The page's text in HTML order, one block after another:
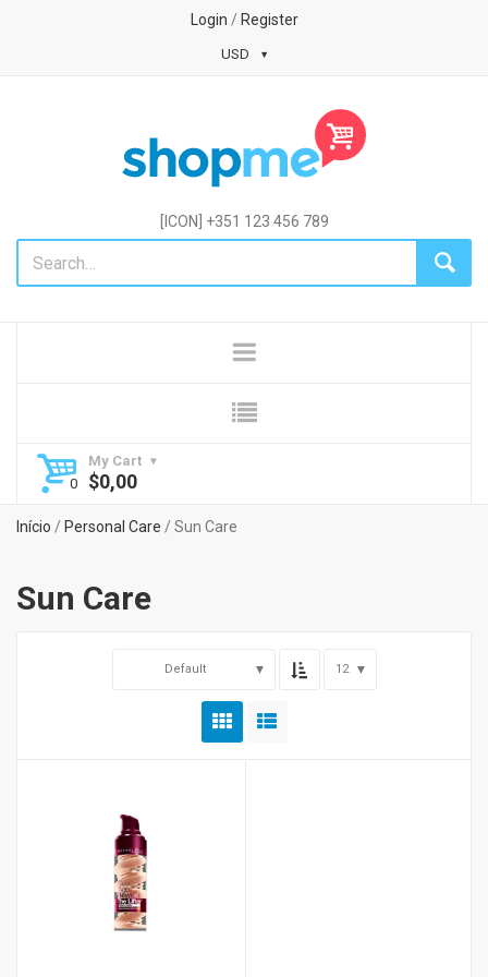
Login / Register
USD
[ICON] +351 123 456 789
My Cart
$0,00
Início / Personal Care / Sun Care
Sun Care
Default 12